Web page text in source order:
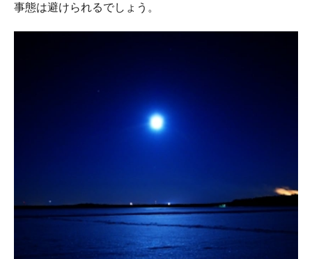
事態は避けられるでしょう。